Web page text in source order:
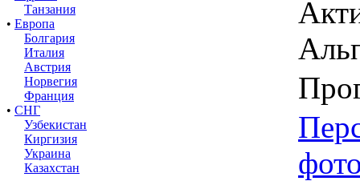
Танзания
• Европа
Болгария
Италия
Австрия
Норвегия
Франция
• СНГ
Узбекистан
Киргизия
Украина
Казахстан